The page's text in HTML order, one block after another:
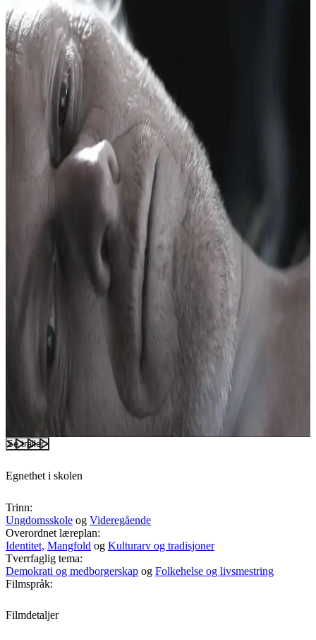
Se trailer
Egnethet i skolen
Trinn:
Ungdomsskole og Videregående
Overordnet læreplan:
Identitet, Mangfold og Kulturarv og tradisjoner
Tverrfaglig tema:
Demokrati og medborgerskap og Folkehelse og livsmestring
Filmspråk:
Filmdetaljer